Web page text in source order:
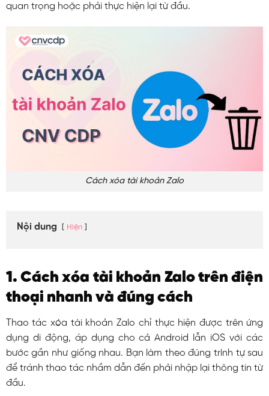
quan trọng hoặc phải thực hiện lại từ đầu.
Cách xóa tài khoản Zalo
Nội dung Hiện
1. Cách xóa tài khoản Zalo trên điện
thoại nhanh và đúng cách
Thao tác xóa tài khoản Zalo chỉ thực hiện được trên ứng
dụng di động, áp dụng cho cả Android lẫn iOS với các
bước gần như giống nhau. Bạn làm theo đúng trình tự sau
để tránh thao tác nhầm dẫn đến phải nhập lại thông tin từ
đầu.